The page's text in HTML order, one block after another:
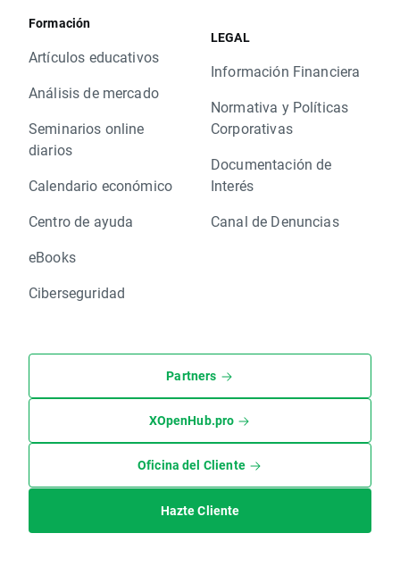
Formación
Artículos educativos
Análisis de mercado
Seminarios online
diarios
Calendario económico
Centro de ayuda
eBooks
Ciberseguridad
LEGAL
Información Financiera
Normativa y Políticas
Corporativas
Documentación de
Interés
Canal de Denuncias
Partners
XOpenHub.pro
Oficina del Cliente
Hazte Cliente